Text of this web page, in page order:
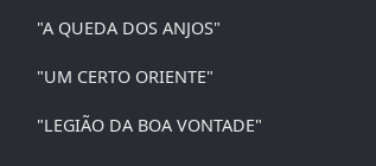
"A QUEDA DOS ANJOS"
"UM CERTO ORIENTE"
"LEGIÃO DA BOA VONTADE"